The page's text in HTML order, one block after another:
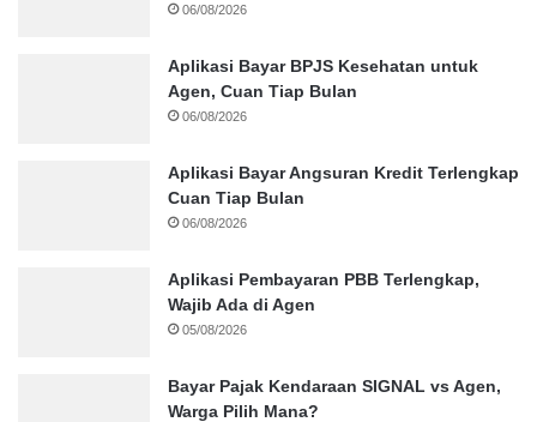
06/08/2026
Aplikasi Bayar BPJS Kesehatan untuk
Agen, Cuan Tiap Bulan
06/08/2026
Aplikasi Bayar Angsuran Kredit Terlengkap
Cuan Tiap Bulan
06/08/2026
Aplikasi Pembayaran PBB Terlengkap,
Wajib Ada di Agen
05/08/2026
Bayar Pajak Kendaraan SIGNAL vs Agen,
Warga Pilih Mana?